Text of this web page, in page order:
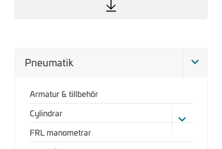
Pneumatik
Armatur & tillbehör
Cylindrar
FRL manometrar